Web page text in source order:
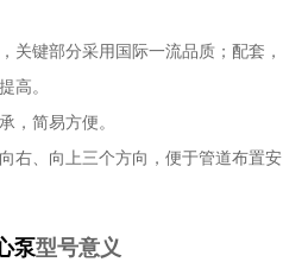
关键部分采用国际一流品质；配套，
高。
，简易方便。
右、向上三个方向，便于管道布置安
泵型号意义